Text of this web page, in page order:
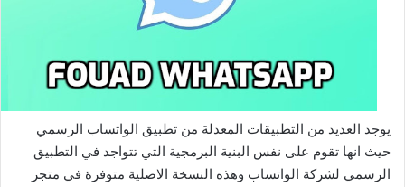
يوجد العديد من التطبيقات المعدلة من تطبيق الواتساب الرسمي
حيث انها تقوم على نفس البنية البرمجية التي تتواجد في التطبيق
الرسمي لشركة الواتساب وهذه النسخة الاصلية متوفرة في متجر